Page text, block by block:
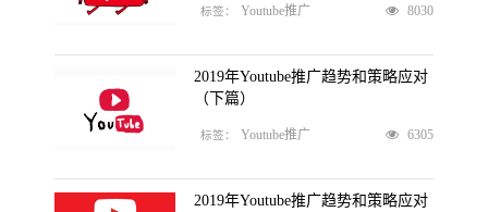
标签： Youtube推广 8030
2019年Youtube推广趋势和策略应对
（下篇）
标签： Youtube推广 6305
2019年Youtube推广趋势和策略应对